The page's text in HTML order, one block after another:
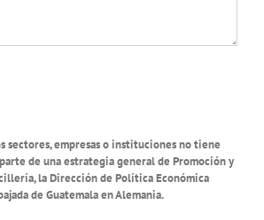
sectores, empresas o instituciones no tiene
de una estrategia general de Promoción y
la Dirección de Política Económica
de Guatemala en Alemania.